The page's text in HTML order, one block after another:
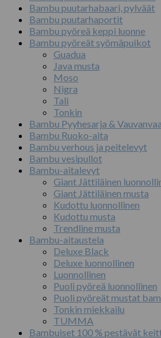
Bambu puutarhabaari, pylväät
Bambu puutarhaportit
Bambu pyöreä keppi luonne
Bambu pyöreät syömäpuikot
Guadua
Java musta
Moso
Nigra
Tali
Tonkin
Bambu Pyyhesarja &
Bambu Ruoko-aita
Bambu verhous ja peitelevyt
Bambu vesipullot
Bambu-aitalevyt
Giant Jättiläinen
Giant Jättiläinen musta
Kudottu luonnollinen
Kudottu musta
Trendline musta
Bambu-aitaustela
Deluxe Black
Deluxe luonnollinen
Luonnollinen
Puoli pyöreä luonnollinen
Puoli pyöreät mustat
Tonkin miekkailu
TUMMA
Bambuiset 100 % pestävät